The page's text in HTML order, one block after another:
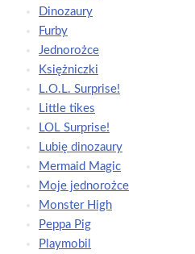
Dinozaury
Furby
Jednorożce
Księżniczki
L.O.L. Surprise!
Little tikes
LOL Surprise!
Lubię dinozaury
Mermaid Magic
Moje jednorożce
Monster High
Peppa Pig
Playmobil